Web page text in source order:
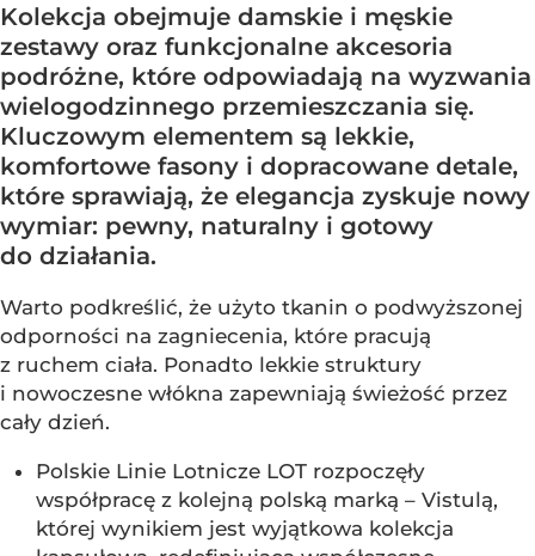
Kolekcja obejmuje damskie i męskie
zestawy oraz funkcjonalne akcesoria
podróżne, które odpowiadają na wyzwania
wielogodzinnego przemieszczania się.
Kluczowym elementem są lekkie,
komfortowe fasony i dopracowane detale,
które sprawiają, że elegancja zyskuje nowy
wymiar: pewny, naturalny i gotowy
do działania.
Warto podkreślić, że użyto tkanin o podwyższonej
odporności na zagniecenia, które pracują
z ruchem ciała. Ponadto lekkie struktury
i nowoczesne włókna zapewniają świeżość przez
cały dzień.
Polskie Linie Lotnicze LOT rozpoczęły
współpracę z kolejną polską marką – Vistulą,
której wynikiem jest wyjątkowa kolekcja